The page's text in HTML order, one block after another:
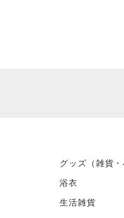
グッズ（雑貨・
浴衣
生活雑貨